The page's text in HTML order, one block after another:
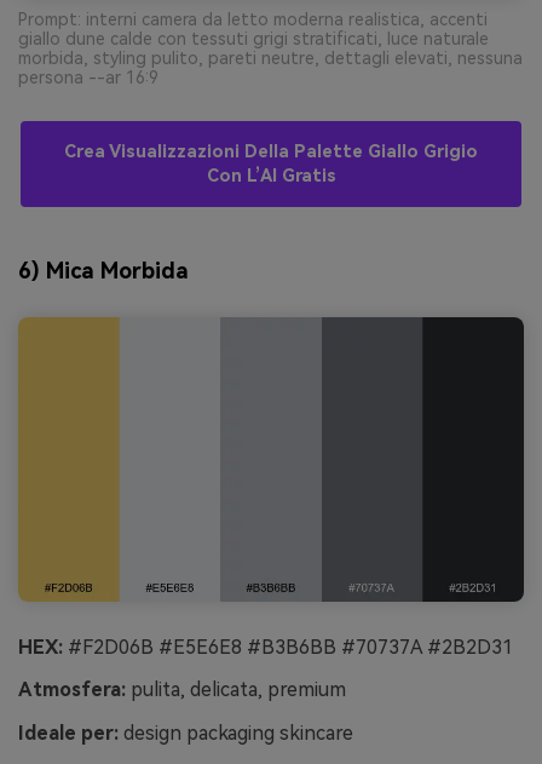
Prompt: interni camera da letto moderna realistica, accenti
giallo dune calde con tessuti grigi stratificati, luce naturale
morbida, styling pulito, pareti neutre, dettagli elevati, nessuna
persona --ar 16:9
Crea Visualizzazioni Della Palette Giallo Grigio
Con L’AI Gratis
6) Mica Morbida
HEX: #F2D06B #E5E6E8 #B3B6BB #70737A #2B2D31
Atmosfera: pulita, delicata, premium
Ideale per: design packaging skincare